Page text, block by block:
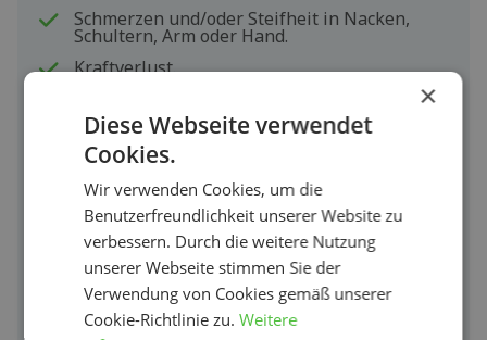
Schmerzen und/oder Steifheit in Nacken,
Schultern, Arm oder Hand.
Kraftverlust.
Andere Merkmale sind:
Beschwerden entwickeln sich allmählich und
werden immer schlimmer.
Beschwerden verschlimmern sich durch
Anspannung, Hektik oder Stress.
Beschwerden verschlimmern sich, wenn eine
Haltung lange beibehalten wird oder wenn
bestimmte Bewegungen sich ständig
wiederholen.
×
Diese Webseite verwendet
Cookies.
Wir verwenden Cookies, um die
Benutzerfreundlichkeit unserer Website zu
verbessern. Durch die weitere Nutzung
unserer Webseite stimmen Sie der
Verwendung von Cookies gemäß unserer
Cookie-Richtlinie zu.Weitere